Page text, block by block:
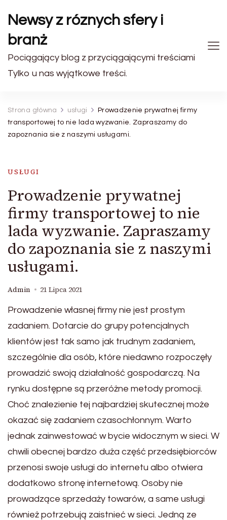
Newsy z róznych sfery i
branż
Pociągający blog z przyciągającymi treściami
Tylko u nas wyjątkowe treści.
Strona główna usługi
Prowadzenie prywatnej firmy
transportowej to nie lada wyzwanie. Zapraszamy do
zapoznania sie z naszymi usługami.
USŁUGI
Prowadzenie prywatnej
firmy transportowej to nie
lada wyzwanie. Zapraszamy
do zapoznania sie z naszymi
usługami.
Admin 21 Lipca 2021
Prowadzenie własnej firmy nie jest prostym
zadaniem. Dotarcie do grupy potencjalnych
klientów jest tak samo jak trudnym zadaniem,
szczególnie dla osób, które niedawno rozpoczęły
prowadzić swoją działalność gospodarczą. Na
rynku dostępne są przeróżne metody promocji.
Choć znalezienie tej najbardziej skutecznej może
okazać się zadaniem czasochłonnym. Warto
jednak zainwestować w bycie widocznym w sieci. W
chwili obecnej bardzo duża część przedsiębiorców
przenosi swoje usługi do internetu albo otwiera
dodatkowo stronę internetową. Osoby nie
prowadzące sprzedaży towarów, a same usługi
również potrzebują zaistnieć w sieci. Jedną ze